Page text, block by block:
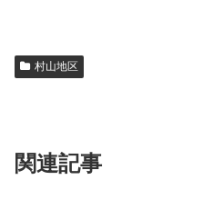
村山地区
関連記事